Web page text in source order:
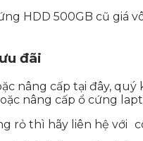
HDD 500GB cũ
đãi
nâng cấp tại đây,
nâng cấp ổ cứng
rỏ thì hãy liên hệ với